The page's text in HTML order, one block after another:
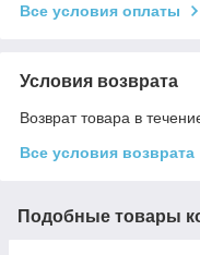
Все условия оплаты
Условия возврата
Возврат товара в
Все условия возврата
Подобные товары